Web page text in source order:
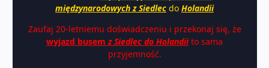
międzynarodowych z Siedlec do Holandii
Zaufaj 20-letniemu doświadczeniu i przekonaj się, że
wyjazd busem zSiedlec do Holandiito sama
przyjemność.